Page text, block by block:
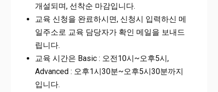
개설되며, 선착순 마감입니다.
교육 신청을 완료하시면, 신청시 입력하신 메
일주소로 교육 담당자가 확인 메일을 보내드
립니다.
교육 시간은 Basic : 오전10시~오후5시,
Advanced : 오후1시30분~오후5시30분까지
입니다.